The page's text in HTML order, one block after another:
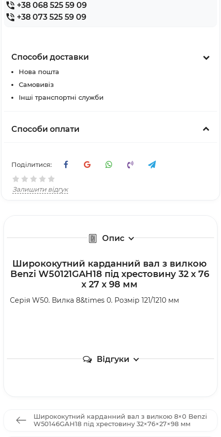
+38 068 525 59 09
+38 073 525 59 09
Способи доставки
Нова пошта
Самовивіз
Інші транспортні служби
Способи оплати
Поділитися:
Залишити відгук
Опис
Ширококутний карданний вал з вилкою
Benzi W50121GAH18 під хрестовину 32 х 76
х 27 х 98 мм
Серія W50. Вилка 8&times 0. Розмір 121/1210 мм
Відгуки
Ширококутний карданний вал з вилкою 8×0 Benzi
W50146GAH18 під хрестовину 32×76×27×98 мм